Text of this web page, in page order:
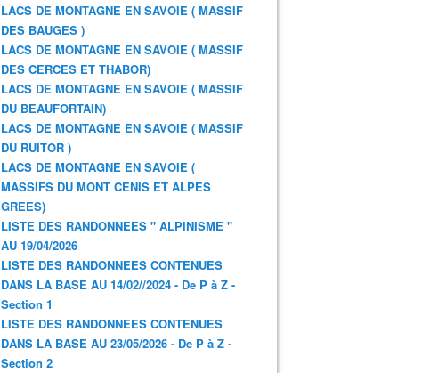
LACS DE MONTAGNE EN SAVOIE ( MASSIF
DES BAUGES )
LACS DE MONTAGNE EN SAVOIE ( MASSIF
DES CERCES ET THABOR)
LACS DE MONTAGNE EN SAVOIE ( MASSIF
DU BEAUFORTAIN)
LACS DE MONTAGNE EN SAVOIE ( MASSIF
DU RUITOR )
LACS DE MONTAGNE EN SAVOIE (
MASSIFS DU MONT CENIS ET ALPES
GREES)
LISTE DES RANDONNEES " ALPINISME "
AU 19/04/2026
LISTE DES RANDONNEES CONTENUES
DANS LA BASE AU 14/02//2024 - De P à Z -
Section 1
LISTE DES RANDONNEES CONTENUES
DANS LA BASE AU 23/05/2026 - De P à Z -
Section 2